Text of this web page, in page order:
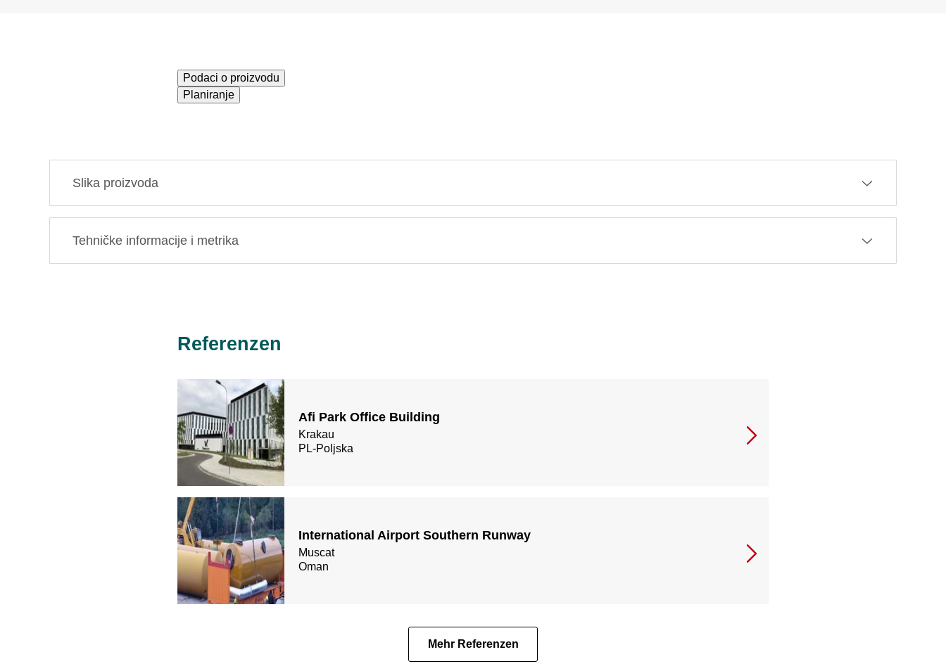
Podaci o proizvodu
Planiranje
Slika proizvoda
Tehničke informacije i metrika
Referenzen
Afi Park Office Building
Krakau
PL-Poljska
International Airport Southern Runway
Muscat
Oman
Mehr Referenzen